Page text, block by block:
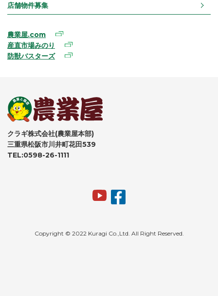
店舗物件募集
農業屋.com
産直市場みのり
防獣バスターズ
クラギ株式会社(農業屋本部)
三重県松阪市川井町花田539
TEL:0598-26-1111
Copyright © 2022 Kuragi Co.,Ltd. All Right Reserved.